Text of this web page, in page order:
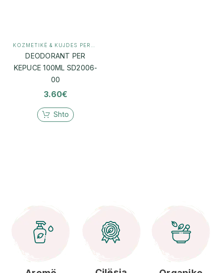
DEODORANT PER
KEPUCE 100ML SD2006-
00
3.60€
Shto